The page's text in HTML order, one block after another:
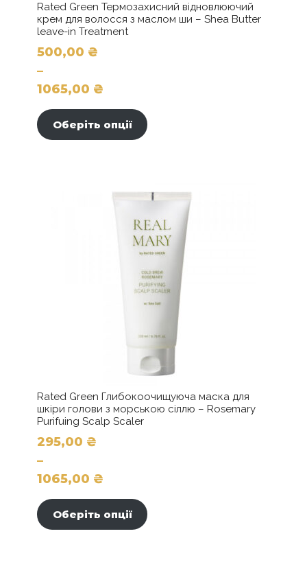
Rated Green Термозахисний відновлюючий
крем для волосся з маслом ши – Shea Butter
leave-in Treatment
500,00 ₴
–
1065,00 ₴
Діапазон
цін:
від
Оберіть опції
можна
вибрати
на
сторінці
товару
Rated Green Глибокоочищуюча маска для
шкіри голови з морською сіллю – Rosemary
Purifuing Scalp Scaler
295,00 ₴
–
1065,00 ₴
Діапазон
цін:
від
Оберіть опції